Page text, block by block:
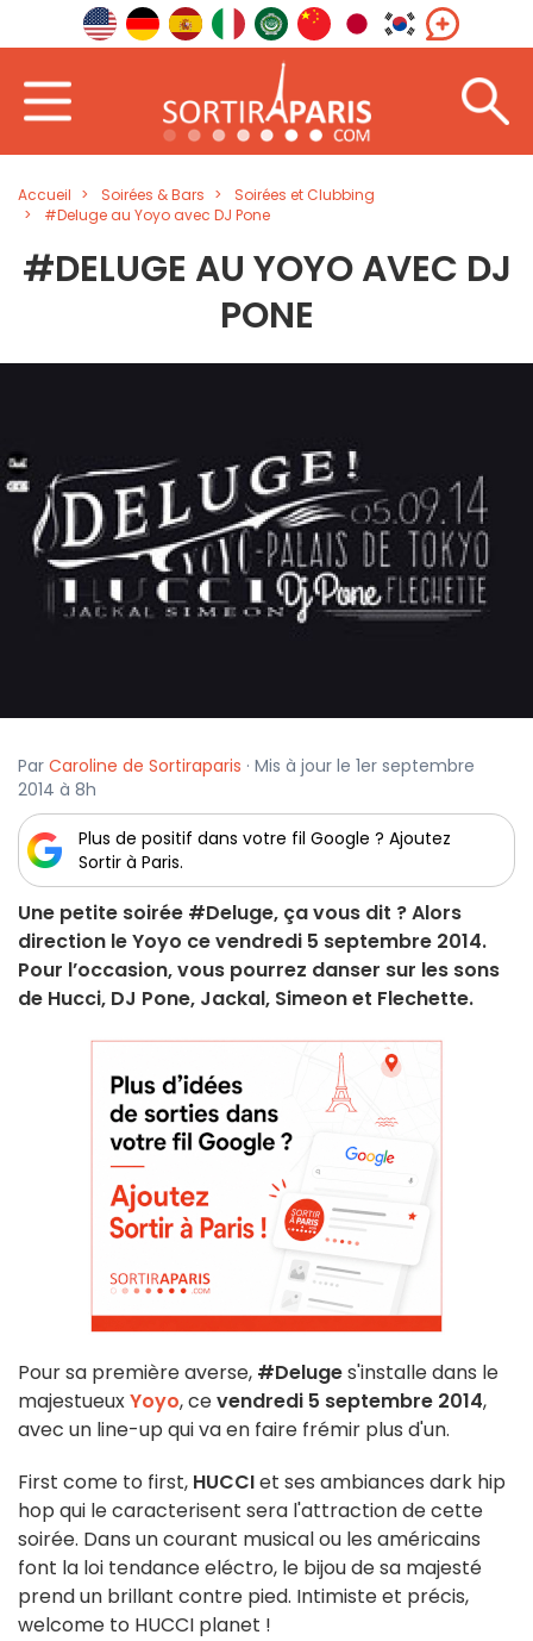
Accueil Soirées & Bars
Soirées et Clubbing
#Deluge au Yoyo avec DJ Pone
#DELUGE AU YOYO AVEC DJ
PONE
Par Caroline de Sortiraparis · Mis à jour le 1er septembre
2014 à 8h
Plus de positif dans votre fil Google ? Ajoutez
Sortir à Paris.
Une petite soirée #Deluge, ça vous dit ? Alors
direction le Yoyo ce vendredi 5 septembre 2014.
Pour l’occasion, vous pourrez danser sur les sons
de Hucci, DJ Pone, Jackal, Simeon et Flechette.
Pour sa première averse, #Deluges'installe dans le
majestueuxYoyo, cevendredi 5 septembre 2014,
avec un line-up qui va en faire frémir plus d'un.
First come to first, HUCCIet ses ambiances dark hip
hop qui le caracterisent sera l'attraction de cette
soirée. Dans un courant musical ou les américains
font la loi tendance eléctro, le bijou de sa majesté
prend un brillant contre pied. Intimiste et précis,
welcome to HUCCI planet !